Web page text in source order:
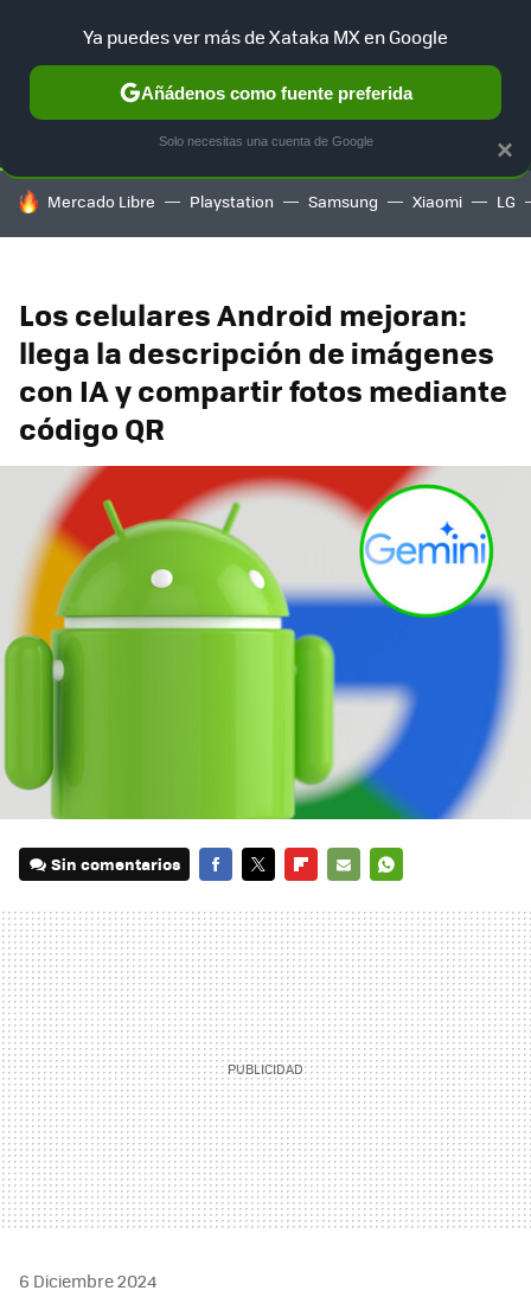
SELECCIÓN GAMING HOME AUTO TERRITORIO
HOY SE HABLA DE
Mercado Libre Playstation Samsung Xiaomi LG
Los celulares Android mejoran:
llega la descripción de imágenes
con IA y compartir fotos mediante
código QR
Sin comentarios
MAIL
6 Diciembre 2024
×
Ya puedes ver más de Xataka MX en Google
Añádenos como fuente preferida
Solo necesitas una cuenta de Google